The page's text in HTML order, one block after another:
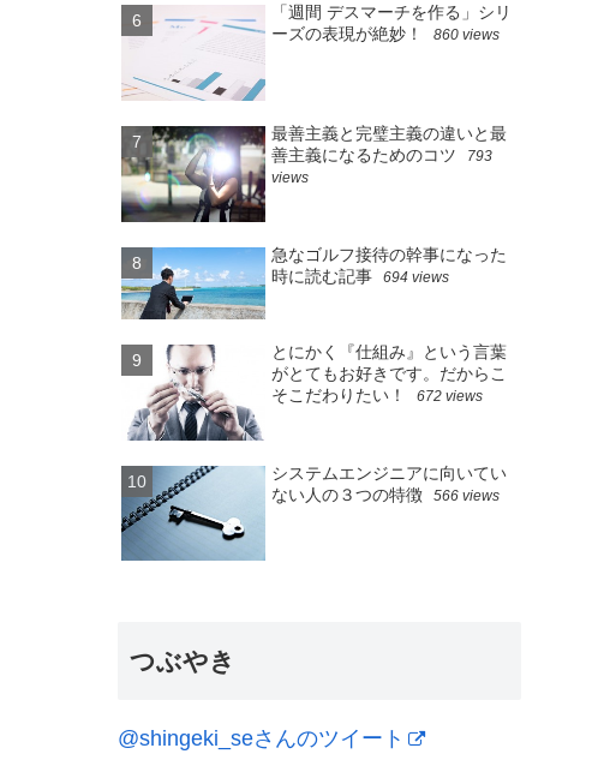
「週間 デスマーチを作る」シリ
ーズの表現が絶妙！
860 views
最善主義と完璧主義の違いと最
善主義になるためのコツ
793
views
急なゴルフ接待の幹事になった
時に読む記事
694 views
とにかく『仕組み』という言葉
がとてもお好きです。だからこ
そこだわりたい！
672 views
システムエンジニアに向いてい
ない人の３つの特徴
566 views
つぶやき
@shingeki_seさんのツイート